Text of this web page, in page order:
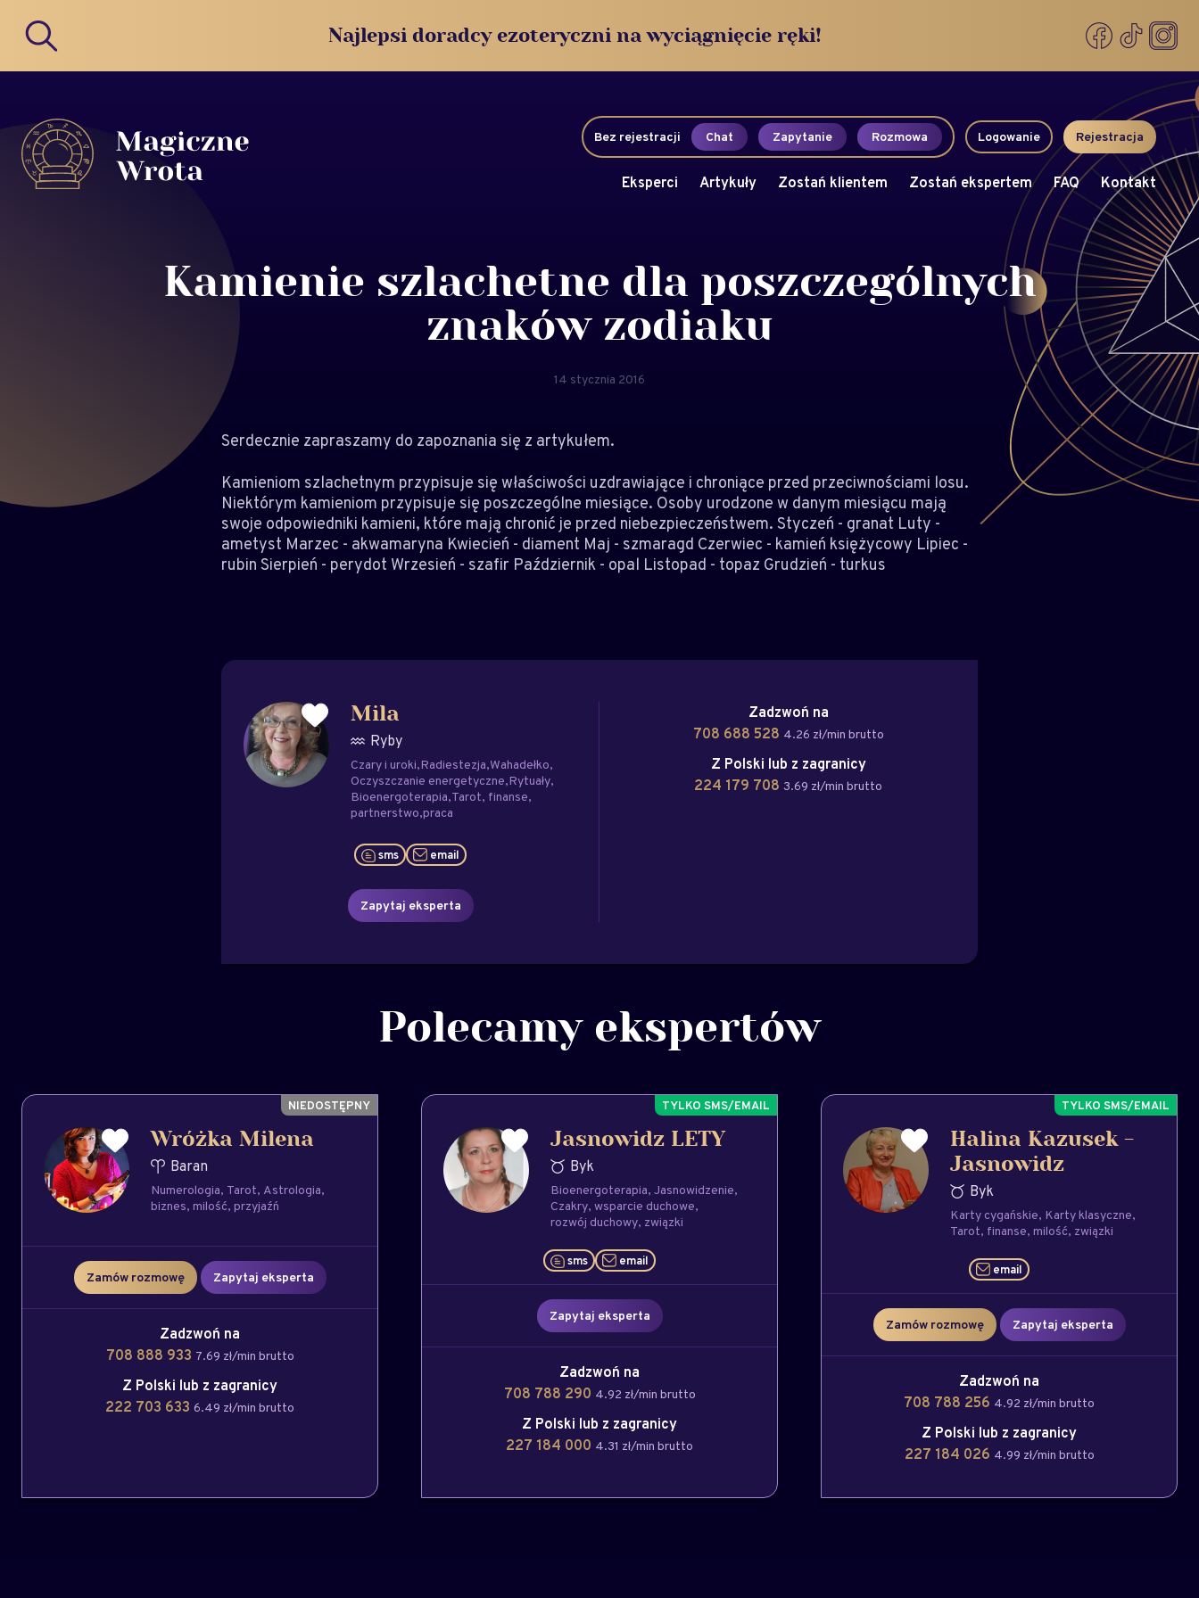
Najlepsi doradcy ezoteryczni na wyciągnięcie ręki!
Bez rejestracji Chat Zapytanie Rozmowa Logowanie Rejestracja
Eksperci Artykuły Zostań klientem Zostań ekspertem FAQ Kontakt
Kamienie szlachetne dla poszczególnych
znaków zodiaku
14 stycznia 2016
Serdecznie zapraszamy do zapoznania się z artykułem.
Kamieniom szlachetnym przypisuje się właściwości uzdrawiające i chroniące przed przeciwnościami losu.
Niektórym kamieniom przypisuje się poszczególne miesiące. Osoby urodzone w danym miesiącu mają
swoje odpowiedniki kamieni, które mają chronić je przed niebezpieczeństwem. Styczeń - granat Luty -
ametyst Marzec - akwamaryna Kwiecień - diament Maj - szmaragd Czerwiec - kamień księżycowy Lipiec -
rubin Sierpień - perydot Wrzesień - szafir Październik - opal Listopad - topaz Grudzień - turkus
Mila
Ryby
Czary i uroki Radiestezja Wahadełko
Oczyszczanie energetyczne Rytuały
Bioenergoterapia Tarot finanse
partnerstwo praca
sms email
Zapytaj eksperta
Zadzwoń na
708 688 528 4.26 zł/min brutto
Z Polski lub z zagranicy
224 179 708 3.69 zł/min brutto
Polecamy ekspertów
Wróżka Milena
Baran
Numerologia Tarot Astrologia
biznes milość przyjaźń
Zamów rozmowę Zapytaj eksperta
Zadzwoń na
708 888 933 7.69 zł/min brutto
Z Polski lub z zagranicy
222 703 633 6.49 zł/min brutto
Jasnowidz LETY
Byk
Bioenergoterapia Jasnowidzenie
Czakry wsparcie duchowe
rozwój duchowy związki
sms email
Zapytaj eksperta
Zadzwoń na
708 788 290 4.92 zł/min brutto
Z Polski lub z zagranicy
227 184 000 4.31 zł/min brutto
Halina Kazusek -
Jasnowidz
Byk
Karty cygańskie Karty klasyczne
Tarot finanse milość związki
email
Zamów rozmowę Zapytaj eksperta
Zadzwoń na
708 788 256 4.92 zł/min brutto
Z Polski lub z zagranicy
227 184 026 4.99 zł/min brutto